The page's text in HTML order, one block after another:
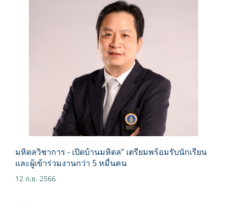
มหิดลวิชาการ - เปิดบ้านมหิดล” เตรียมพร้อมรับนักเรียน
และผู้เข้าร่วมงานกว่า 5 หมื่นคน
12 ก.ย. 2566